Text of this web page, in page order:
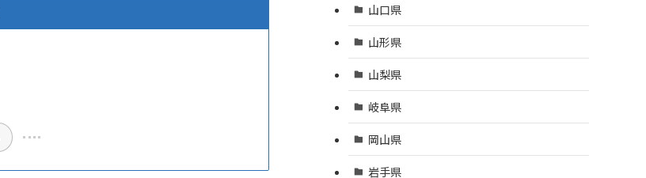
山口県
山形県
山梨県
岐阜県
岡山県
岩手県